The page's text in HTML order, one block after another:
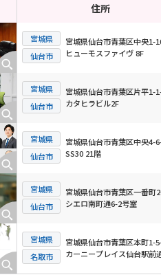
住所
宮城県
仙台市
宮城県仙台市青葉区中央1-
ヒューモスファイヴ 8F
宮城県
仙台市
宮城県仙台市青葉区片平1-
カタヒラビル2F
宮城県
仙台市
宮城県仙台市青葉区中央4-
SS30 21階
宮城県
仙台市
宮城県仙台市青葉区一番町
シエロ南町通6-2号室
宮城県
名取市
宮城県仙台市青葉区本町1-
カーニープレイス仙台駅前